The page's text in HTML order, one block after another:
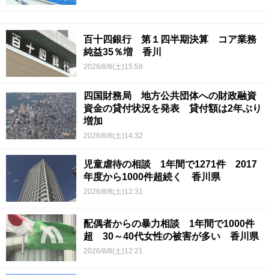
百十四銀行 第１四半期決算 コア業務
純益35％増 香川
2026/8/8(土)15:59
四国財務局 地方公共団体への財政融資
資金の貸付状況を発表 貸付額は2年ぶり
増加
2026/8/8(土)14:32
児童虐待の相談 1年間で1271件 2017
年度から1000件超続く 香川県
2026/8/8(土)12:31
配偶者からの暴力相談 1年間で1000件
超 30～40代女性の被害が多い 香川県
2026/8/8(土)12:21